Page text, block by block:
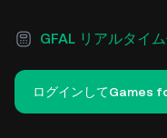
GFAL リアルタイ
ログインしてGames